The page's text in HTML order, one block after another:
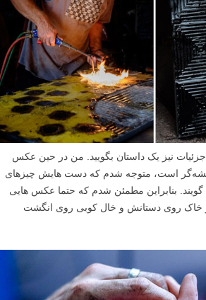
جزئیات نیز یک داستان بگویید. من در حین عکس
است، متوجه شدم که دست هایش چیزهای
گویند. بنابراین مطمئن شدم که حتما عکس هایی
و خاک روی دستانش و خال کوبی روی انگشت